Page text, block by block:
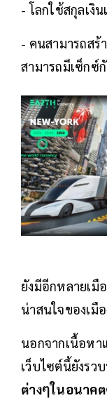
- โลกใช้สกุลเงิ
- คนสามารถส
สามารถมีเซ็กซ์
ยังมีอีกหลายเมื
น่าสนใจของเมื
นอกจากเนื้อห
เว็บไซต์นี้ยังรว
ต่างๆในอนาคต